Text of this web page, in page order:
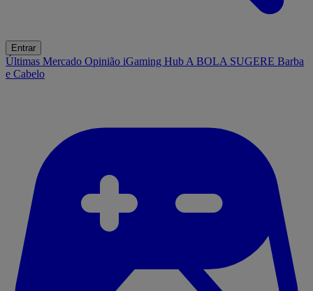
Entrar
Últimas Mercado Opinião iGaming Hub A BOLA SUGERE Barba
e Cabelo